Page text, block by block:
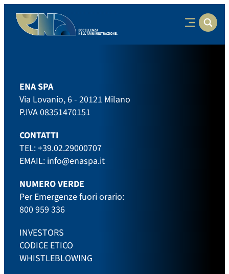
ENA SPA
Via Lovanio, 6 - 20121 Milano
P.IVA 08351470151
CONTATTI
TEL:+39.02.29000707
EMAIL: info@enaspa.it
NUMERO VERDE
Per Emergenze fuori orario:
800 959 336
INVESTORS
CODICE ETICO
WHISTLEBLOWING